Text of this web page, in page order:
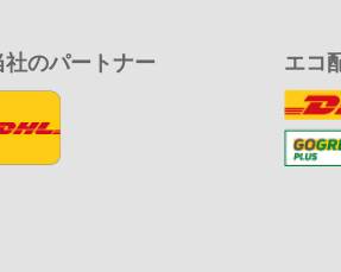
社のパートナー エコ